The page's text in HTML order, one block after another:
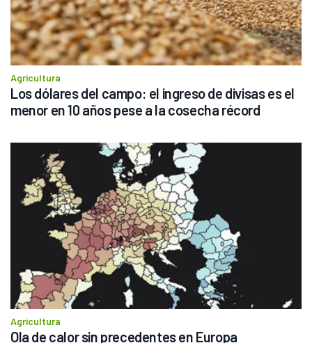
Agricultura
Los dólares del campo: el ingreso de divisas es el
menor en 10 años pese a la cosecha récord
Agricultura
Ola de calor sin precedentes en Europa